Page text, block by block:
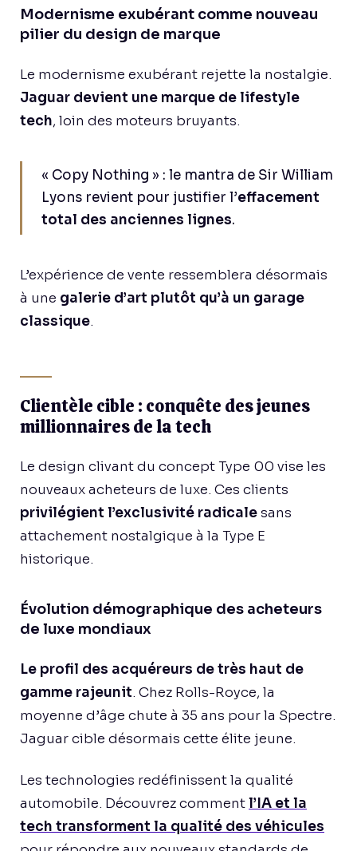
Modernisme exubérant comme nouveau
pilier du design de marque
Le modernisme exubérant rejette la nostalgie.
Jaguar devient une marque de lifestyle
tech, loin des moteurs bruyants.
« Copy Nothing » : le mantra de Sir William
Lyons revient pour justifier l’effacement
total des anciennes lignes.
L’expérience de vente ressemblera désormais
à une galerie d’art plutôt qu’à un garage
classique.
Clientèle cible : conquête des jeunes
millionnaires de la tech
Le design clivant du concept Type 00 vise les
nouveaux acheteurs de luxe. Ces clients
privilégient l’exclusivité radicalesans
attachement nostalgique à la Type E
historique.
Évolution démographique des acheteurs
de luxe mondiaux
Le profil des acquéreurs de très haut de
gamme rajeunit. Chez Rolls-Royce, la
moyenne d’âge chute à 35 ans pour la Spectre.
Jaguar cible désormais cette élite jeune.
Les technologies redéfinissent la qualité
automobile. Découvrez commentl’IA et la
tech transforment la qualité des véhicules